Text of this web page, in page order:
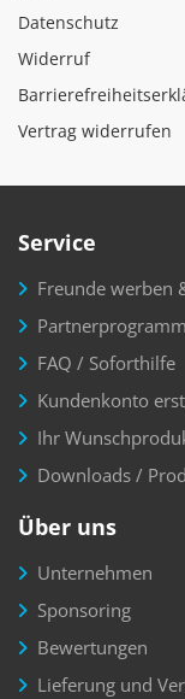
Datenschutz
Widerruf
Vertrag widerrufen
Service
Freunde werben
Partnerprogramm
FAQ / Soforthilfe
Kundenkonto
Ihr
Downloads /
Über uns
Unternehmen
Sponsoring
Bewertungen
Lieferung und